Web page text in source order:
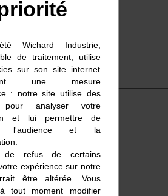
marin
Wichard Industrie,
de traitement, utilise
sur son site internet
une mesure
: notre site utilise des
pour analyser votre
et lui permettre de
l'audience et la
refus de certains
expérience sur notre
être altérée. Vous
tout moment modifier